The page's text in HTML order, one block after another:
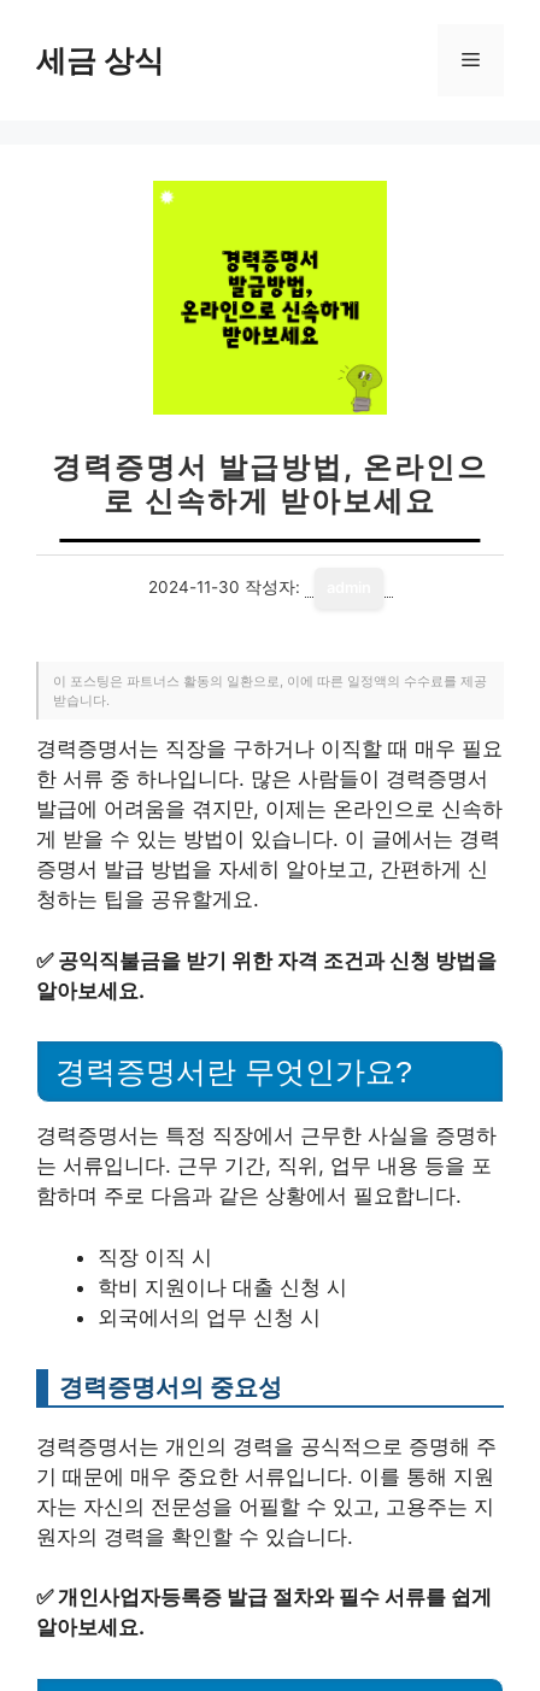
세금 상식 메
경력증명서 발급방법, 온라인으
로 신속하게 받아보세요
2024-11-30 작성자:
이 포스팅은 파트너스 활동의 일환으로, 이에 따른 일정액의 수수료를 제공
받습니다.
경력증명서는 직장을 구하거나 이직할 때 매우 필요
한 서류 중 하나입니다. 많은 사람들이 경력증명서
발급에 어려움을 겪지만, 이제는 온라인으로 신속하
게 받을 수 있는 방법이 있습니다. 이 글에서는 경력
증명서 발급 방법을 자세히 알아보고, 간편하게 신
청하는 팁을 공유할게요.
✅ 공익직불금을 받기 위한 자격 조건과 신청 방법을
알아보세요.
경력증명서란 무엇인가요?
경력증명서는 특정 직장에서 근무한 사실을 증명하
는 서류입니다. 근무 기간, 직위, 업무 내용 등을 포
함하며 주로 다음과 같은 상황에서 필요합니다.
직장 이직 시
학비 지원이나 대출 신청 시
외국에서의 업무 신청 시
경력증명서의 중요성
경력증명서는 개인의 경력을 공식적으로 증명해 주
기 때문에 매우 중요한 서류입니다. 이를 통해 지원
자는 자신의 전문성을 어필할 수 있고, 고용주는 지
원자의 경력을 확인할 수 있습니다.
✅개인사업자등록증 발급 절차와 필수 서류를 쉽게
알아보세요.